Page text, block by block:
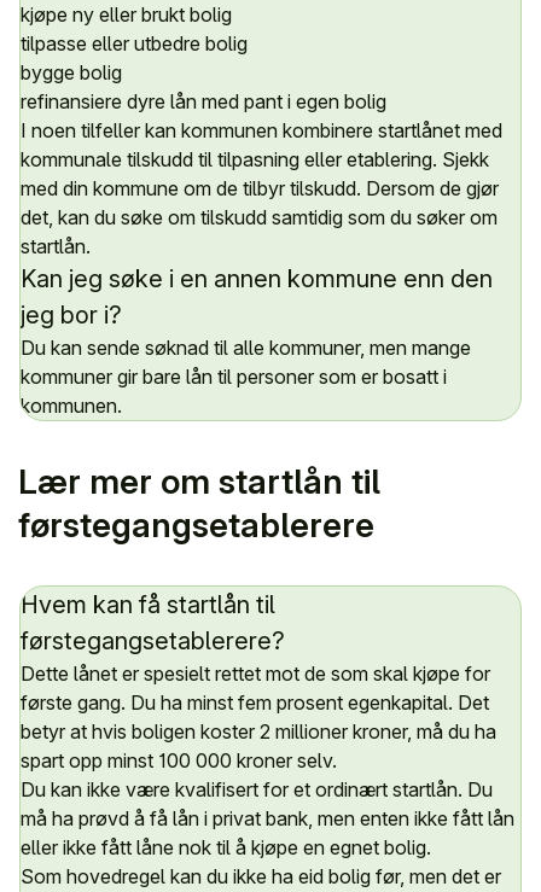
kjøpe ny eller brukt bolig
tilpasse eller utbedre bolig
bygge bolig
refinansiere dyre lån med pant i egen bolig
I noen tilfeller kan kommunen kombinere startlånet med
kommunale tilskudd til tilpasning eller etablering. Sjekk
med din kommune om de tilbyr tilskudd. Dersom de gjør
det, kan du søke om tilskudd samtidig som du søker om
startlån.
Kan jeg søke i en annen kommune enn den
jeg bor i?
Du kan sende søknad til alle kommuner, men mange
kommuner gir bare lån til personer som er bosatt i
kommunen.
Lær mer om startlån til
førstegangsetablerere
Hvem kan få startlån til
førstegangsetablerere?
Dette lånet er spesielt rettet mot de som skal kjøpe for
første gang. Du ha minst fem prosent egenkapital. Det
betyr at hvis boligen koster 2 millioner kroner, må du ha
spart opp minst 100 000 kroner selv.
Du kan ikke være kvalifisert for et ordinært startlån. Du
må ha prøvd å få lån i privat bank, men enten ikke fått lån
eller ikke fått låne nok til å kjøpe en egnet bolig.
Som hovedregel kan du ikke ha eid bolig før, men det er